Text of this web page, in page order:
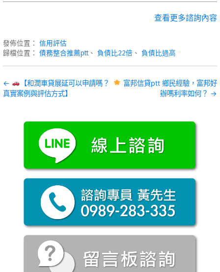
查看更多諮詢內容
發佈位置：信用評估
歸檔位置：債務整合推薦ptt、負債比22倍 、負債比過高
文
←
【和潤車貸展延可以申請嗎？
真實案例與評估方式】
富邦信貸ptt 鄉民經驗，富邦好
辦嗎利率如何？ →